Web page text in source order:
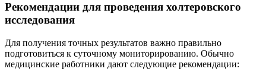
Рекомендации для проведения холтеровского
исследования
Для получения точных результатов важно правильно
подготовиться к суточному мониторированию. Обычно
медицинские работники дают следующие рекомендации: